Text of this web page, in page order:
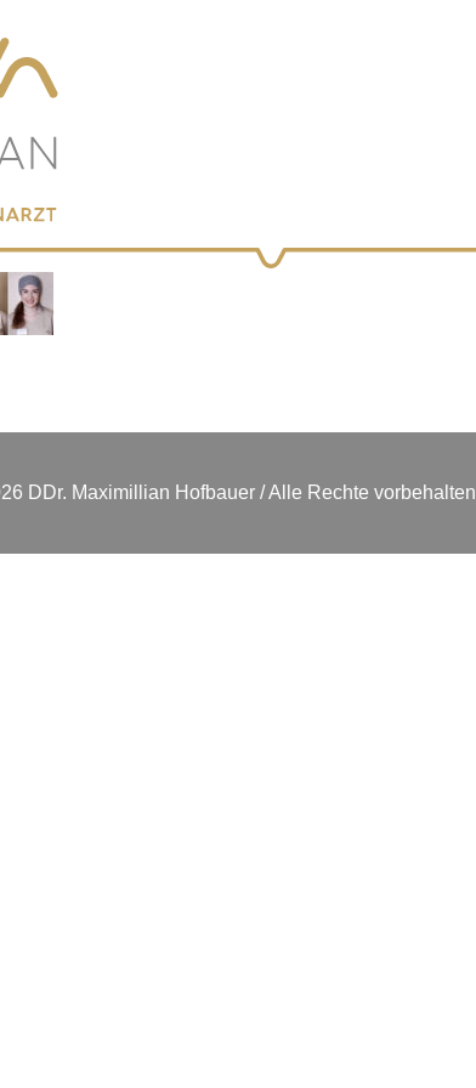
DDr. Maximillian Hofbauer / Alle Rechte vorbehalten